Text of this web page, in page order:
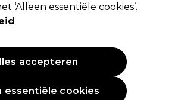
‘Alleen essentiële cookies’.
essentiële cookies
accepteren